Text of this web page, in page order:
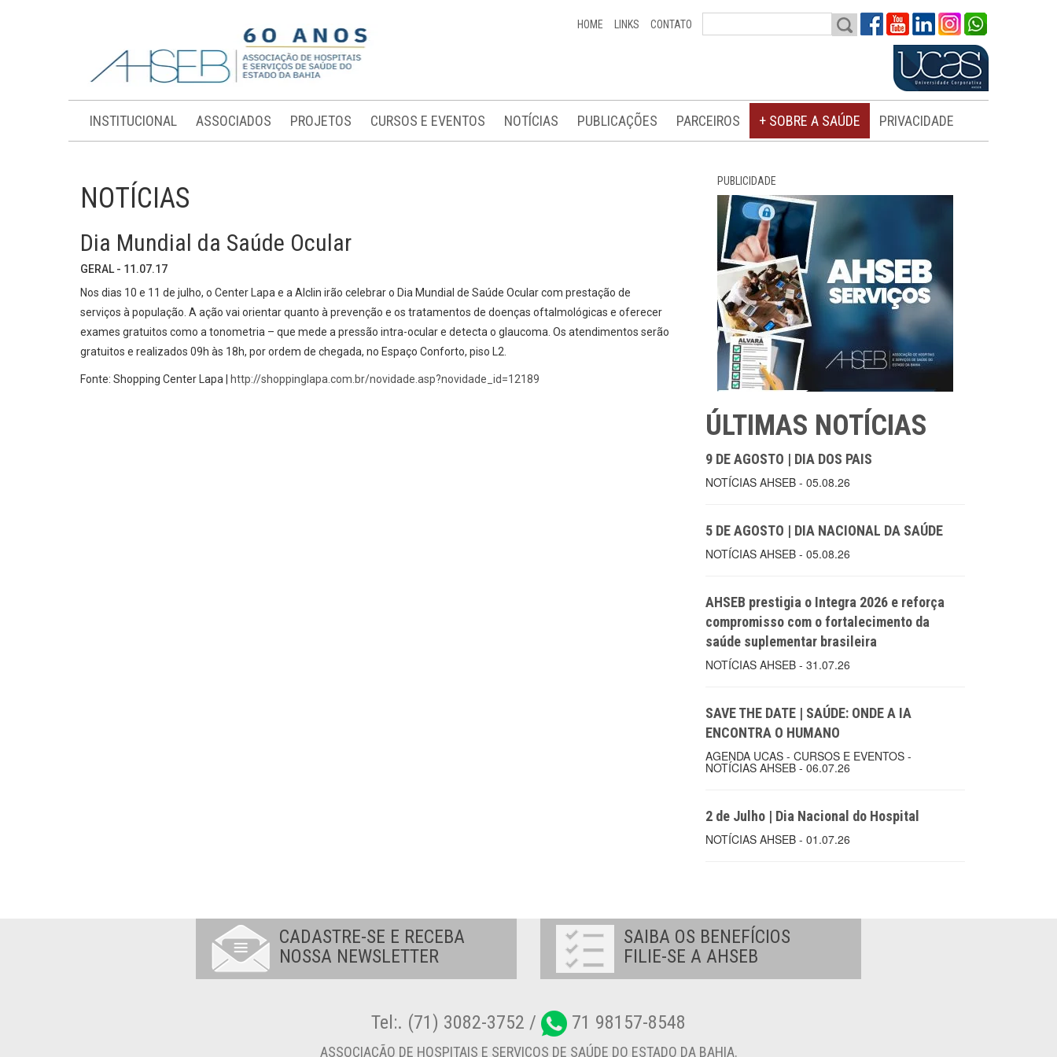
HOME LINKS CONTATO
INSTITUCIONAL ASSOCIADOS PROJETOS CURSOS E EVENTOS NOTÍCIAS PUBLICAÇÕES PARCEIROS + SOBRE A SAÚDE PRIVACIDADE
NOTÍCIAS
Dia Mundial da Saúde Ocular
GERAL - 11.07.17
Nos dias 10 e 11 de julho, o Center Lapa e a Alclin irão celebrar o Dia Mundial de Saúde Ocular com prestação de
serviços à população. A ação vai orientar quanto à prevenção e os tratamentos de doenças oftalmológicas e oferecer
exames gratuitos como a tonometria – que mede a pressão intra-ocular e detecta o glaucoma. Os atendimentos serão
gratuitos e realizados 09h às 18h, por ordem de chegada, no Espaço Conforto, piso L2.
Fonte: Shopping Center Lapa | http://shoppinglapa.com.br/novidade.asp?novidade_id=12189
PUBLICIDADE
ÚLTIMAS NOTÍCIAS
9 DE AGOSTO | DIA DOS PAIS
NOTÍCIAS AHSEB - 05.08.26
5 DE AGOSTO | DIA NACIONAL DA SAÚDE
NOTÍCIAS AHSEB - 05.08.26
AHSEB prestigia o Integra 2026 e reforça
compromisso com o fortalecimento da
saúde suplementar brasileira
NOTÍCIAS AHSEB - 31.07.26
SAVE THE DATE | SAÚDE: ONDE A IA
ENCONTRA O HUMANO
AGENDA UCAS - CURSOS E EVENTOS -
NOTÍCIAS AHSEB - 06.07.26
2 de Julho | Dia Nacional do Hospital
NOTÍCIAS AHSEB - 01.07.26
CADASTRE-SE E RECEBA
NOSSA NEWSLETTER
SAIBA OS BENEFÍCIOS
FILIE-SE A AHSEB
Tel:. (71) 3082-3752 / 71 98157-8548
ASSOCIAÇÃO DE HOSPITAIS E SERVIÇOS DE SAÚDE DO ESTADO DA BAHIA.